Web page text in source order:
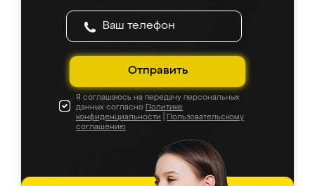
Отправить
Я соглашаюсь на передачу персональных
данных согласно Политике
конфиденциальности
Пользовательскому
соглашению